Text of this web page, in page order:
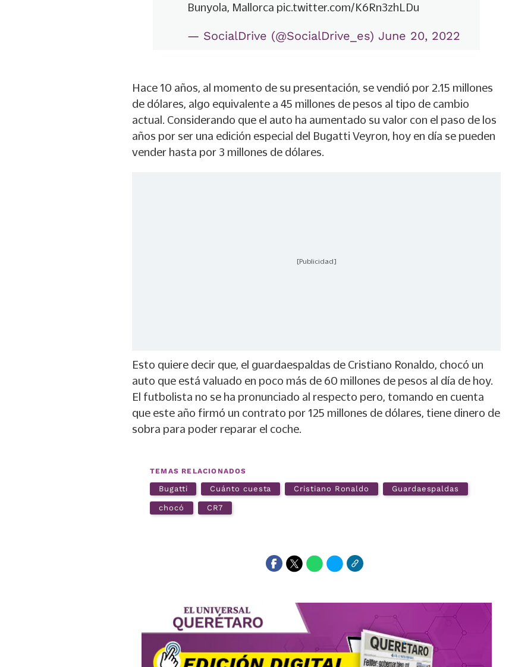
Bunyola, Mallorca pic.twitter.com/K6Rn3zhLDu
— SocialDrive (@SocialDrive_es) June 20, 2022
Hace 10 años, al momento de su presentación, se vendió por 2.15 millones
de dólares, algo equivalente a 45 millones de pesos al tipo de cambio
actual. Considerando que el auto ha aumentado su valor con el paso de los
años por ser una edición especial del Bugatti Veyron, hoy en día se pueden
vender hasta por 3 millones de dólares.
[Publicidad]
Esto quiere decir que, el guardaespaldas de Cristiano Ronaldo, chocó un
auto que está valuado en poco más de 60 millones de pesos al día de hoy.
El futbolista no se ha pronunciado al respecto pero, tomando en cuenta
que este año firmó un contrato por 125 millones de dólares, tiene dinero de
sobra para poder reparar el coche.
TEMAS RELACIONADOS
Bugatti Cuánto cuesta Cristiano Ronaldo Guardaespaldas
chocó CR7